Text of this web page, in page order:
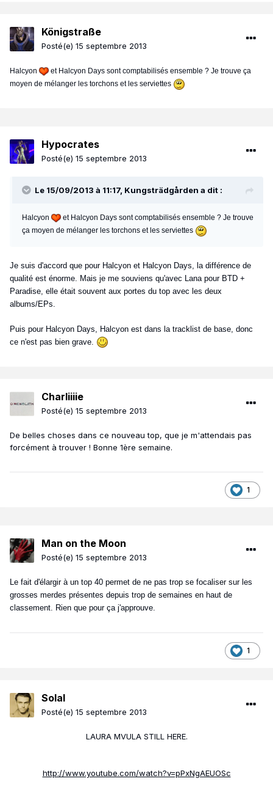
Königstraße
Posté(e) 15 septembre 2013
Halcyon
et Halcyon Days sont comptabilisés ensemble ? Je trouve ça
moyen de mélanger les torchons et les serviettes
Hypocrates
Posté(e) 15 septembre 2013
Le 15/09/2013 à 11:17, Kungsträdgården a dit :
Halcyon
et Halcyon Days sont comptabilisés ensemble ? Je trouve
ça moyen de mélanger les torchons et les serviettes
Je suis d'accord que pour Halcyon et Halcyon Days, la différence de
qualité est énorme. Mais je me souviens qu'avec Lana pour BTD +
Paradise, elle était souvent aux portes du top avec les deux
albums/EPs.
Puis pour Halcyon Days, Halcyon est dans la tracklist de base, donc
ce n'est pas bien grave.
Charliiiie
Posté(e) 15 septembre 2013
De belles choses dans ce nouveau top, que je m'attendais pas
forcément à trouver ! Bonne 1ère semaine.
1
Man on the Moon
Posté(e) 15 septembre 2013
Le fait d'élargir à un top 40 permet de ne pas trop se focaliser sur les
grosses merdes présentes depuis trop de semaines en haut de
classement. Rien que pour ça j'approuve.
1
Solal
Posté(e) 15 septembre 2013
LAURA MVULA STILL HERE.
http://www.youtube.com/watch?v=pPxNgAEUOSc